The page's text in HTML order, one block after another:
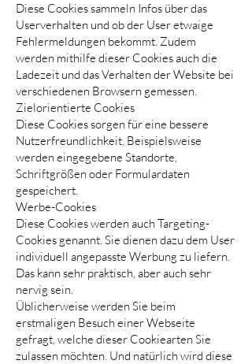
Diese Cookies sammeln Infos über das
Userverhalten und ob der User etwaige
Fehlermeldungen bekommt. Zudem
werden mithilfe dieser Cookies auch die
Ladezeit und das Verhalten der Website bei
verschiedenen Browsern gemessen.
Zielorientierte Cookies
Diese Cookies sorgen für eine bessere
Nutzerfreundlichkeit. Beispielsweise
werden eingegebene Standorte,
Schriftgrößen oder Formulardaten
gespeichert.
Werbe-Cookies
Diese Cookies werden auch Targeting-
Cookies genannt. Sie dienen dazu dem User
individuell angepasste Werbung zu liefern.
Das kann sehr praktisch, aber auch sehr
nervig sein.
Üblicherweise werden Sie beim
erstmaligen Besuch einer Webseite
gefragt, welche dieser Cookiearten Sie
zulassen möchten. Und natürlich wird diese